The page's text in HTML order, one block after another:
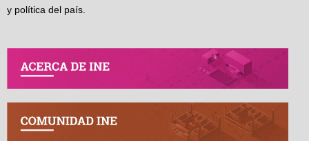
y política del país.